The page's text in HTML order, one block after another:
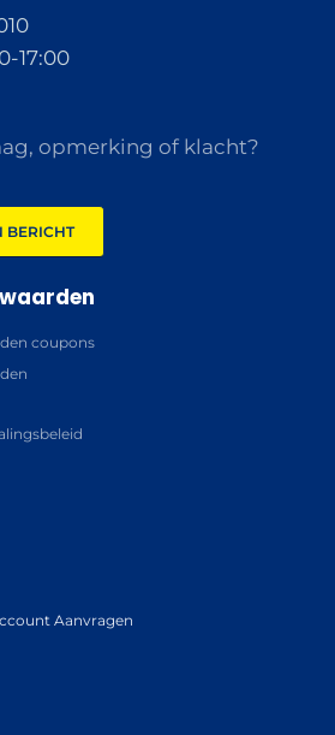
17:00
opmerking of klacht?
BERICHT
coupons
Aanvragen